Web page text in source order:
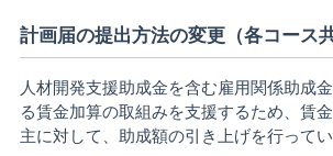
計画届の提出方法の変更（各コース共
人材開発支援助成金を含む雇用関係助成
る賃金加算の取組みを支援するため、賃
主に対して、助成額の引き上げを行ってい